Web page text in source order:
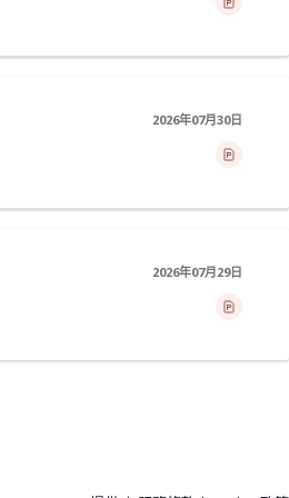
2026年07月30日
2026年07月29日